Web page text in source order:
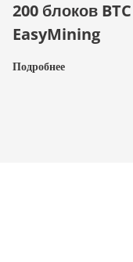
200 блоков
EasyMining
Подробнее